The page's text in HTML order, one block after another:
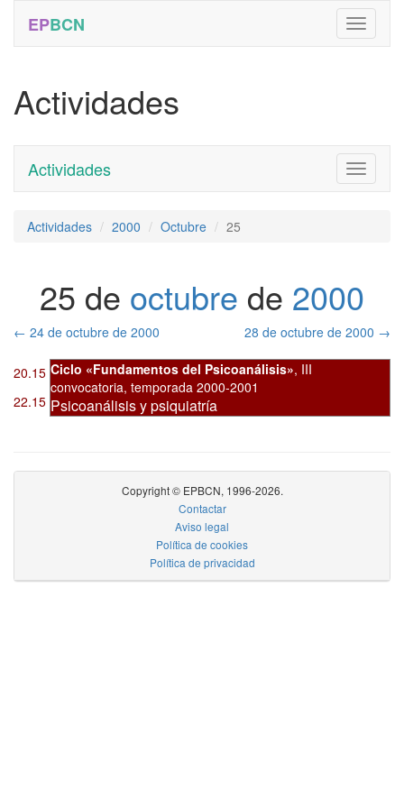
EPBCN
Actividades
Toggle
Actividades
Actividades 2000 Octubre 25
25 de octubre de 2000
← 24 de octubre de 2000 28 de octubre de 2000 →
20.15 Ciclo «Fundamentos del Psicoanálisis», III
convocatoria, temporada 2000-2001
Psicoanálisis y psiquiatría
22.15
Copyright © EPBCN, 1996-2026.
Contactar
Aviso legal
Política de cookies
Política de privacidad